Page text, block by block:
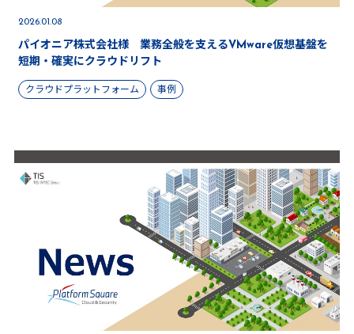
2026.01.08
パイオニア株式会社様 業務全般を支えるVMware仮想基盤を
短期・確実にクラウドリフト
クラウドプラットフォーム 事例